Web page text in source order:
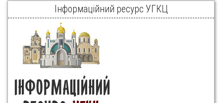
Інформаційний ресурс УГКЦ